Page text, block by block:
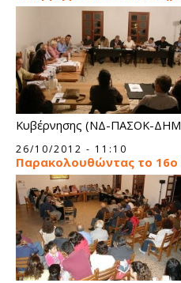
Κυβέρνησης (ΝΔ-ΠΑΣΟΚ-
26/10/2012 - 11:10
Παρακολουθώντας το 16ο